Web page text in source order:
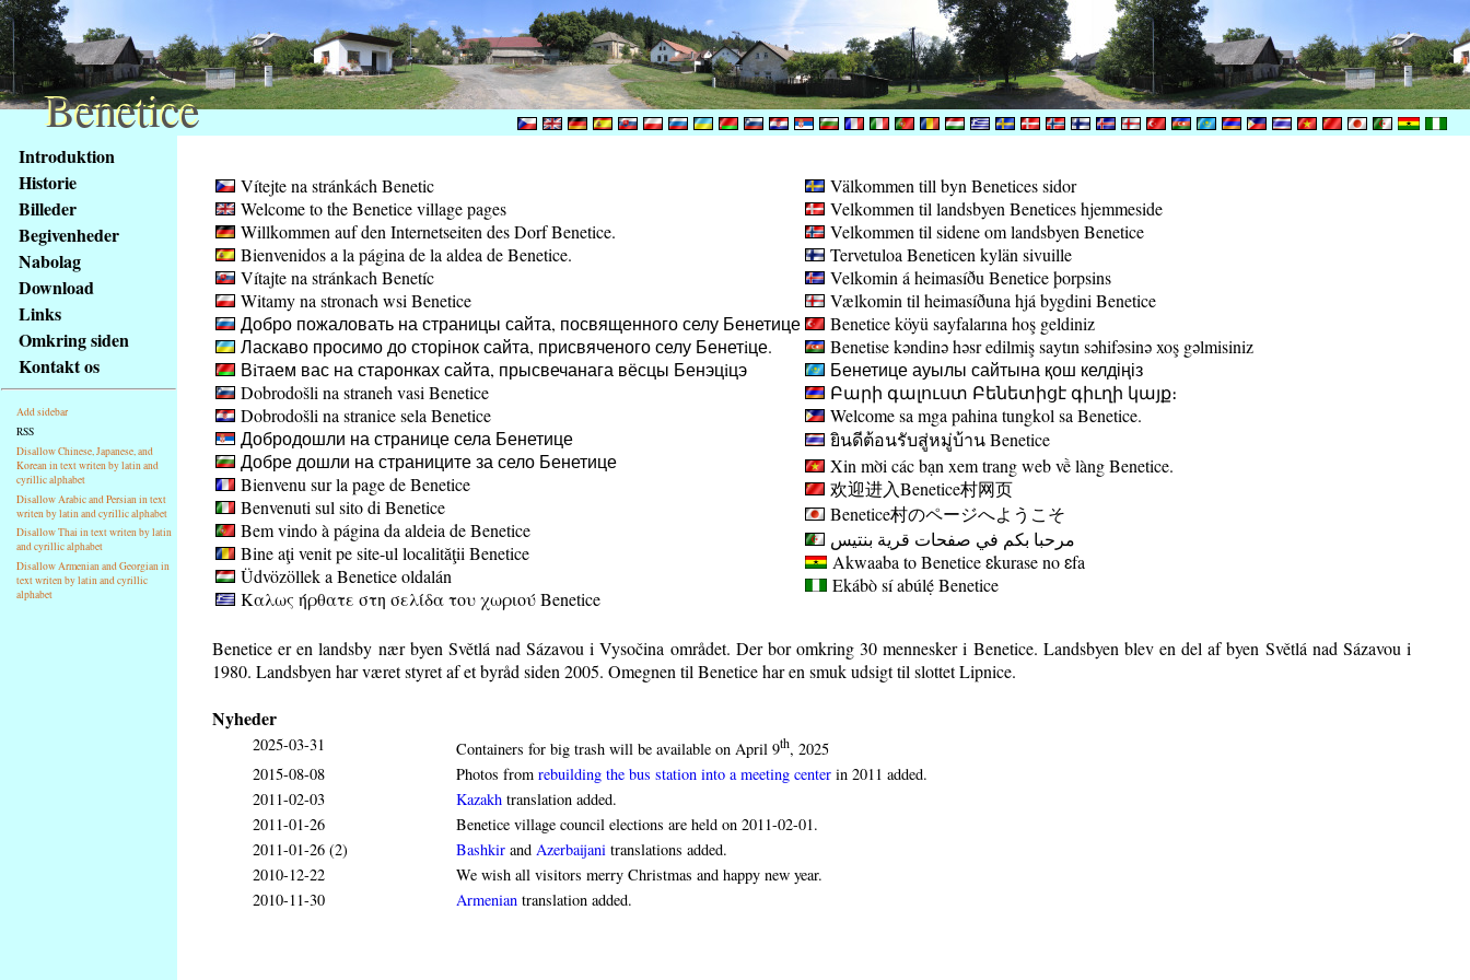
obsah
stránky
Klávesové
zkratky
tomto
webu
základní
Hlavní
strana
Introduktion
Historie
Billeder
Begivenheder
Nabolag
Download
Links
Omkring siden
Kontakt os
Add sidebar
RSS
Disallow Chinese, Japanese, and
Korean in text writen by latin and
cyrillic alphabet
Disallow Arabic and Persian in text
writen by latin and cyrillic alphabet
Disallow Thai in text writen by latin
and cyrillic alphabet
Disallow Armenian and Georgian in
text writen by latin and cyrillic
alphabet
Vítejte na stránkách Benetic
Welcome to the Benetice village pages
Willkommen auf den Internetseiten des Dorf Benetice.
Bienvenidos a la página de la aldea de Benetice.
Vítajte na stránkach Benetíc
Witamy na stronach wsi Benetice
Добро пожаловать на страницы сайта, посвященного селу Бенетице
Ласкаво просимо до сторінок сайта, присвяченого селу Бенетiце.
Вiтаем вас на старонках сайта, прысвечанага вёсцы Бенэцiцэ
Dobrodošli na straneh vasi Benetice
Dobrodošli na stranice sela Benetice
Добродошли на странице села Бенетице
Добре дошли на страниците за село Бенетице
Bienvenu sur la page de Benetice
Benvenuti sul sito di Benetice
Bem vindo à página da aldeia de Benetice
Bine aţi venit pe site-ul localităţii Benetice
Üdvözöllek a Benetice oldalán
Καλως ήρθατε στη σελίδα του χωριού Benetice
Välkommen till byn Benetices sidor
Velkommen til landsbyen Benetices hjemmeside
Velkommen til sidene om landsbyen Benetice
Tervetuloa Beneticen kylän sivuille
Velkomin á heimasíðu Benetice þorpsins
Vælkomin til heimasíðuna hjá bygdini Benetice
Benetice köyü sayfalarına hoş geldiniz
Benetise kəndinə həsr edilmiş saytın səhifəsinə xoş gəlmisiniz
Бенетице ауылы сайтына қош келдіңіз
Բարի գալուստ Բենետիցէ գիւղի կայք։
Welcome sa mga pahina tungkol sa Benetice.
ยินดีต้อนรับสู่หมู่บ้าน Benetice
Xin mời các bạn xem trang web về làng Benetice.
欢迎进入Benetice村网页
Benetice村のページへようこそ
مرحبا بكم في صفحات قرية بنتيس
Akwaaba to Benetice ɛkurase no ɛfa
Ekábò sí abúlẹ́Benetice
Benetice er en landsby nær byen Světlá nad Sázavou i Vysočina området. Der bor omkring 30 mennesker i Benetice. Landsbyen blev en del af byen Světlá nad Sázavou i
1980. Landsbyen har været styret af et byråd siden 2005. Omegnen til Benetice har en smuk udsigt til slottet Lipnice.
Nyheder
2025-03-31 Containers for big trash will be available on April 9th, 2025
2015-08-08
Photos from rebuilding the bus station into a meeting center in 2011 added.
2011-02-03
Kazakh translation added.
2011-01-26
Benetice village council elections are held on 2011-02-01.
2011-01-26 (2)
Bashkir and Azerbaijani translations added.
2010-12-22
We wish all visitors merry Christmas and happy new year.
2010-11-30
Armenian translation added.
Benetice
Benetice